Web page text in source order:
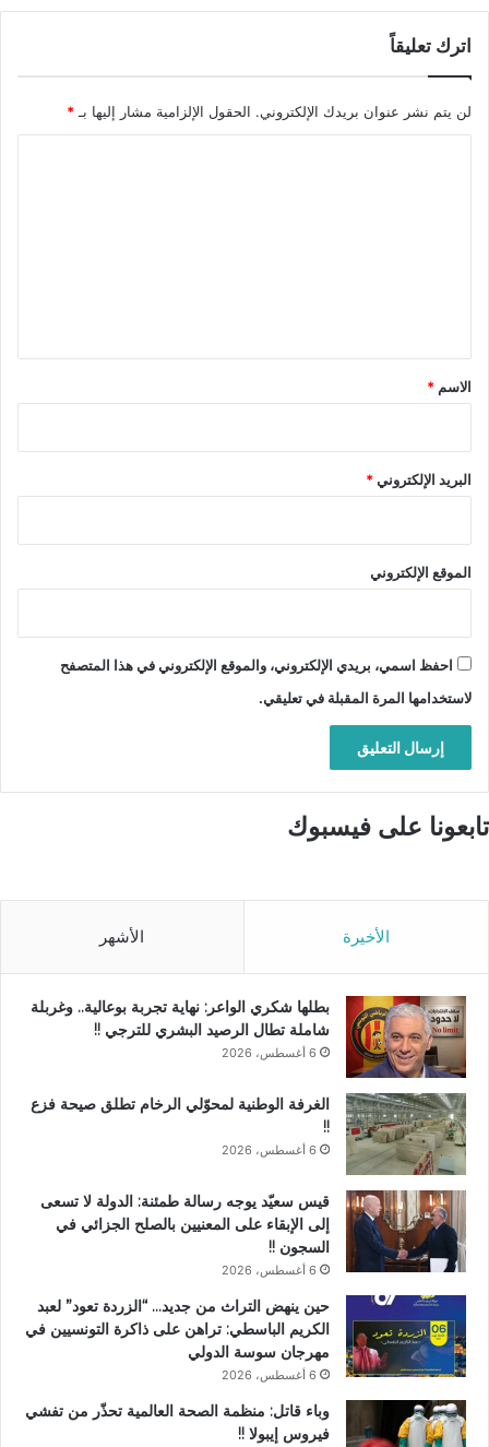
اترك تعليقاً
لن يتم نشر عنوان بريدك الإلكتروني. الحقول الإلزامية مشار إليها بـ *
*
الاسم *
البريد الإلكتروني*
الموقع الإلكتروني
احفظ اسمي، بريدي الإلكتروني، والموقع الإلكتروني في هذا المتصفح
لاستخدامها المرة المقبلة في تعليقي.
تابعونا على فيسبوك
الأخيرة الأشهر
بطلها شكري الواعر: نهاية تجربة بوعالية.. وغربلة
شاملة تطال الرصيد البشري للترجي !!
6 أغسطس، 2026
الغرفة الوطنية لمحوّلي الرخام تطلق صيحة فزع
!!
6 أغسطس، 2026
قيس سعيّد يوجه رسالة طمئنة: الدولة لا تسعى
إلى الإبقاء على المعنيين بالصلح الجزائي في
السجون !!
6 أغسطس، 2026
حين ينهض التراث من جديد… “الزردة تعود” لعبد
الكريم الباسطي: تراهن على ذاكرة التونسيين في
مهرجان سوسة الدولي
6 أغسطس، 2026
وباء قاتل: منظمة الصحة العالمية تحذّر من تفشي
فيروس إيبولا !!